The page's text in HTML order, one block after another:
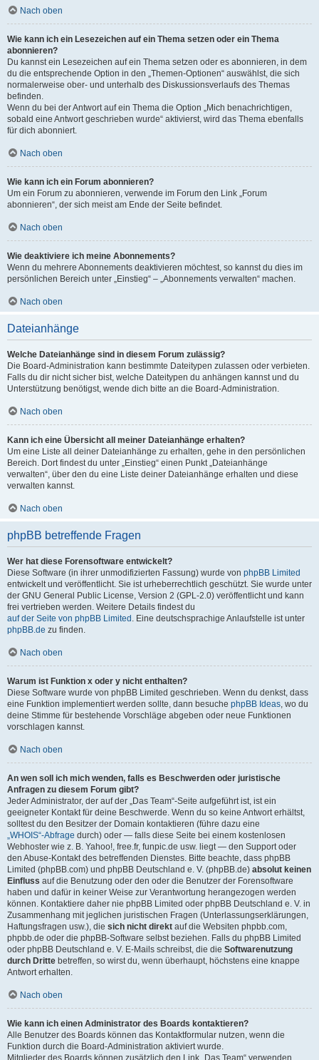
Nach oben
Wie kann ich ein Lesezeichen auf ein Thema setzen oder ein Thema
abonnieren?
Du kannst ein Lesezeichen auf ein Thema setzen oder es abonnieren, in dem
du die entsprechende Option in den „Themen-Optionen“ auswählst, die sich
normalerweise ober- und unterhalb des Diskussionsverlaufs des Themas
befinden.
Wenn du bei der Antwort auf ein Thema die Option „Mich benachrichtigen,
sobald eine Antwort geschrieben wurde“ aktivierst, wird das Thema ebenfalls
für dich abonniert.
Nach oben
Wie kann ich ein Forum abonnieren?
Um ein Forum zu abonnieren, verwende im Forum den Link „Forum
abonnieren“, der sich meist am Ende der Seite befindet.
Nach oben
Wie deaktiviere ich meine Abonnements?
Wenn du mehrere Abonnements deaktivieren möchtest, so kannst du dies im
persönlichen Bereich unter „Einstieg“ – „Abonnements verwalten“ machen.
Nach oben
Dateianhänge
Welche Dateianhänge sind in diesem Forum zulässig?
Die Board-Administration kann bestimmte Dateitypen zulassen oder verbieten.
Falls du dir nicht sicher bist, welche Dateitypen du anhängen kannst und du
Unterstützung benötigst, wende dich bitte an die Board-Administration.
Nach oben
Kann ich eine Übersicht all meiner Dateianhänge erhalten?
Um eine Liste all deiner Dateianhänge zu erhalten, gehe in den persönlichen
Bereich. Dort findest du unter „Einstieg“ einen Punkt „Dateianhänge
verwalten“, über den du eine Liste deiner Dateianhänge erhalten und diese
verwalten kannst.
Nach oben
phpBB betreffende Fragen
Wer hat diese Forensoftware entwickelt?
Diese Software (in ihrer unmodifizierten Fassung) wurde von phpBB Limited
entwickelt und veröffentlicht. Sie ist urheberrechtlich geschützt. Sie wurde unter
der GNU General Public License, Version 2 (GPL-2.0) veröffentlicht und kann
frei vertrieben werden. Weitere Details findest du
auf der Seite von phpBB Limited . Eine deutschsprachige Anlaufstelle ist unter
phpBB.de zu finden.
Nach oben
Warum ist Funktion x oder y nicht enthalten?
Diese Software wurde von phpBB Limited geschrieben. Wenn du denkst, dass
eine Funktion implementiert werden sollte, dann besuche phpBB Ideas, wo du
deine Stimme für bestehende Vorschläge abgeben oder neue Funktionen
vorschlagen kannst.
Nach oben
An wen soll ich mich wenden, falls es Beschwerden oder juristische
Anfragen zu diesem Forum gibt?
Jeder Administrator, der auf der „Das Team“-Seite aufgeführt ist, ist ein
geeigneter Kontakt für deine Beschwerde. Wenn du so keine Antwort erhältst,
solltest du den Besitzer der Domain kontaktieren (führe dazu eine
„WHOIS“-Abfrage durch) oder — falls diese Seite bei einem kostenlosen
Webhoster wie z. B. Yahoo!, free.fr, funpic.de usw. liegt — den Support oder
den Abuse-Kontakt des betreffenden Dienstes. Bitte beachte, dass phpBB
Limited (phpBB.com) und phpBB Deutschland e. V. (phpBB.de) absolut keinen
Einfluss auf die Benutzung oder den oder die Benutzer der Forensoftware
haben und dafür in keiner Weise zur Verantwortung herangezogen werden
können. Kontaktiere daher nie phpBB Limited oder phpBB Deutschland e. V. in
Zusammenhang mit jeglichen juristischen Fragen (Unterlassungserklärungen,
Haftungsfragen usw.), die sich nicht direkt auf die Websiten phpbb.com,
phpbb.de oder die phpBB-Software selbst beziehen. Falls du phpBB Limited
oder phpBB Deutschland e. V. E-Mails schreibst, die die Softwarenutzung
durch Dritte betreffen, so wirst du, wenn überhaupt, höchstens eine knappe
Antwort erhalten.
Nach oben
Wie kann ich einen Administrator des Boards kontaktieren?
Alle Benutzer des Boards können das Kontaktformular nutzen, wenn die
Funktion durch die Board-Administration aktiviert wurde.
Mitglieder des Boards können zusätzlich den Link „Das Team“ verwenden.